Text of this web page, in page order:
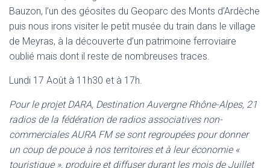
Bauzon, l’un des géosites du Geoparc des Monts d’Ardèche
puis nous irons visiter le petit musée du train dans le village
de Meyras, à la découverte d’un patrimoine ferroviaire
oublié mais dont il reste de nombreuses traces.
Lundi 17 Août à 11h30 et à 17h.
Pour le projet DARA, Destination Auvergne Rhône-Alpes, 21
radios de la fédération de radios associatives non-
commerciales AURA FM se sont regroupées pour donner
un coup de pouce à nos territoires et à leur économie «
touristique », produire et diffuser durant les mois de Juillet